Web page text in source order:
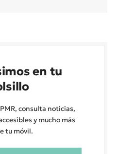
en tu
consulta noticias,
y mucho más
tu móvil.